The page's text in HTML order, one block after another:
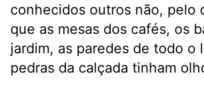
conhecidos outros não, pelo
que as mesas dos cafés, os
jardim, as paredes de todo o
pedras da calçada tinham